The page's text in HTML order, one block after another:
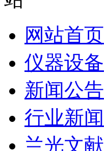
网站首页
仪器设备
新闻公告
行业新闻
兰光文献